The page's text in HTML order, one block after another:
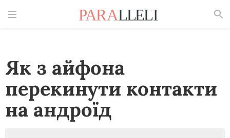
Як з айфона
перекинути контакти
на андроїд